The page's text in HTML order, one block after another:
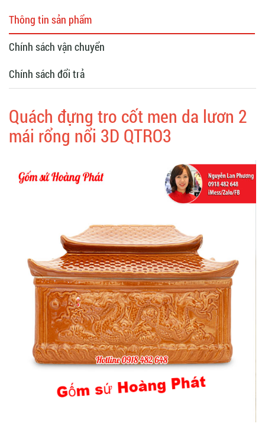
Thông tin sản phẩm
Chính sách vận chuyển
Chính sách đổi trả
Quách đựng tro cốt men da lươn 2
mái rổng nổi 3D QTRO3